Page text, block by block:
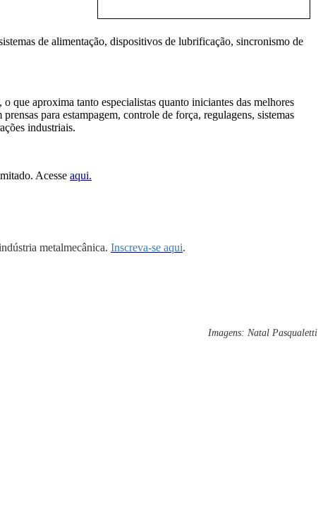
de alimentação, dispositivos de lubrificação, sincronismo de
que aproxima tanto especialistas quanto iniciantes das melhores
para estampagem, controle de força, regulagens, sistemas
industriais.
Acesse aqui.
metalmecânica. Inscreva-se aqui.
Imagens: Natal Pasqualetti